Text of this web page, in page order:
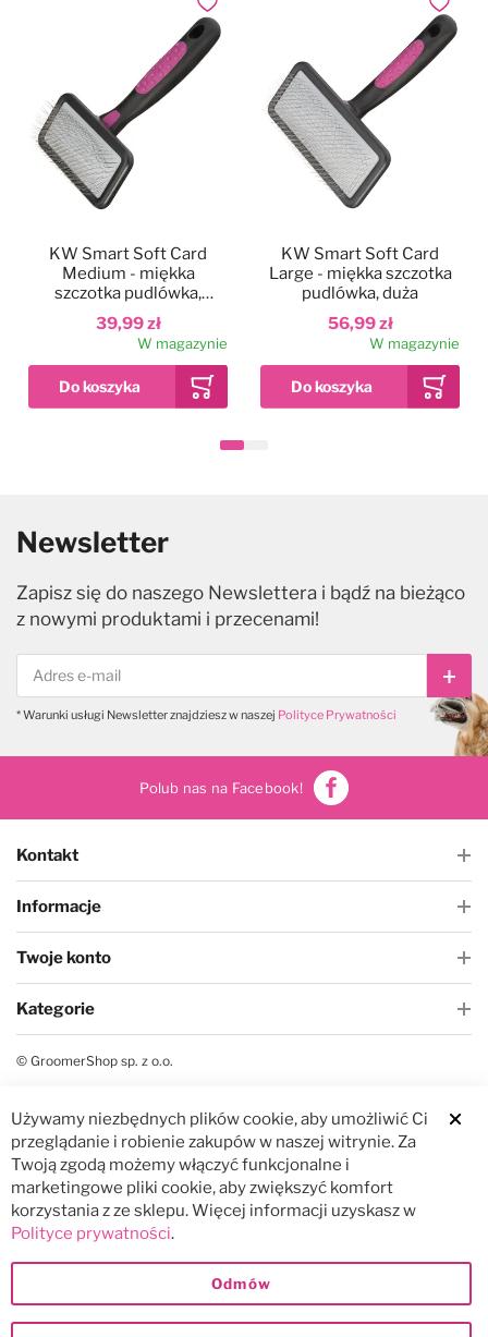
39,99 zł
KW Smart Soft Card
Medium - miękka
szczotka pudlówka,
średnia
W magazynie
Dodaj do ulubionych
56,99 zł
KW Smart Soft Card
Large - miękka szczotka
pudlówka, duża
W magazynie
Dodaj
Newsletter
Zapisz się do naszego Newslettera i bądź na bieżąco
z nowymi produktami i przecenami!
* Warunki usługi Newsletter znajdziesz w naszej Polityce Prywatności
Polub nas na Facebook!
Kontakt
Informacje
Twoje konto
Kategorie
© GroomerShop sp. z o.o.
Używamy niezbędnych plików cookie, aby umożliwić Ci
przeglądanie i robienie zakupów w naszej witrynie. Za
Twoją zgodą możemy włączyć funkcjonalne i
marketingowe pliki cookie, aby zwiększyć komfort
korzystania z ze sklepu. Więcej informacji uzyskasz w
Polityce prywatności.
Odmów